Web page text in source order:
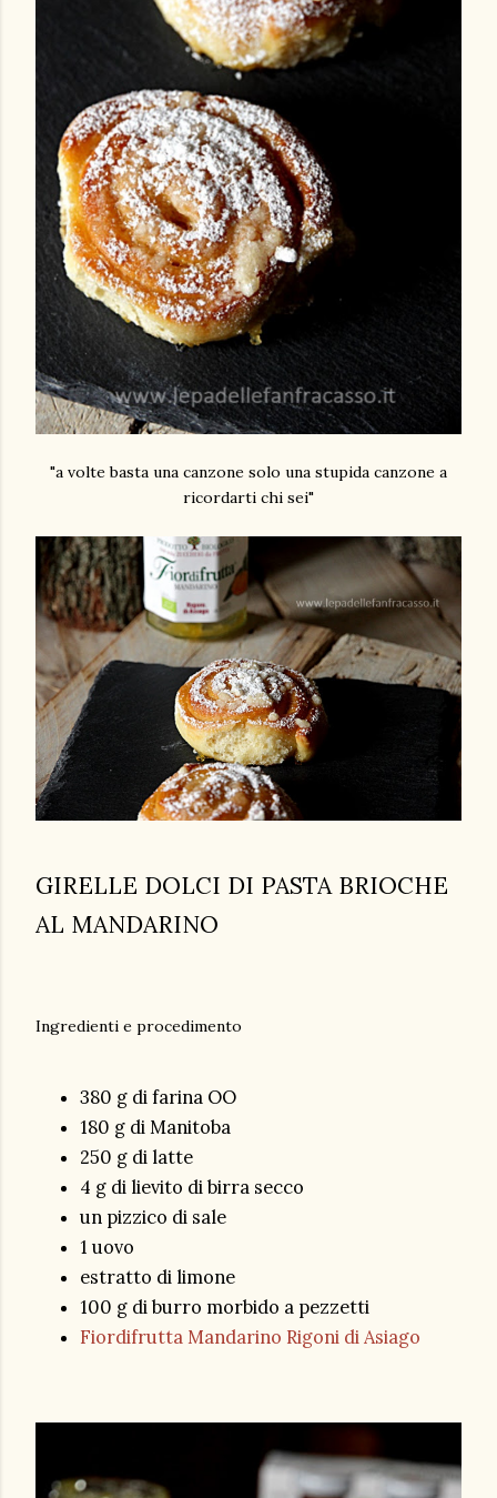
"a volte basta una canzone solo una stupida canzone a
ricordarti chi sei"
GIRELLE DOLCI DI PASTA BRIOCHE
AL MANDARINO
Ingredienti e procedimento
380 g di farina OO
180 g di Manitoba
250 g di latte
4 g di lievito di birra secco
un pizzico di sale
1 uovo
estratto di limone
100 g di burro morbido a pezzetti
Fiordifrutta Mandarino Rigoni di Asiago